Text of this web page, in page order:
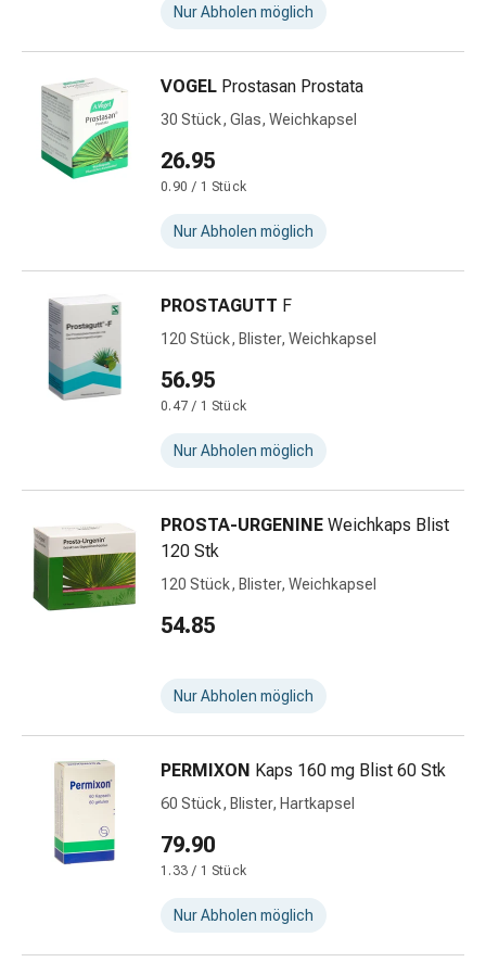
Tupfer
Hören
Ohrenpflege
Zubehör
Augentropfen
Augenverbände
Augenhygiene
Herz,
Kreislauf
&
Blutgefässe
Kompressionsstrümpfe
Kreislauf
Raucherentwöhnung
Venen
Herznerven-
Störung
Gedächtnis-
Haut
Nase
Darm
Nur Abholen möglich
VOGEL Prostasan Prostata
30 Stück, Glas, Weichkapsel
26.95
0.90 / 1 Stück
Nur Abholen möglich
PROSTAGUTT F
120 Stück, Blister, Weichkapsel
56.95
0.47 / 1 Stück
Nur Abholen möglich
PROSTA-URGENINE Weichkaps Blist
120 Stk
120 Stück, Blister, Weichkapsel
54.85
Nur Abholen möglich
PERMIXON Kaps 160 mg Blist 60 Stk
60 Stück, Blister, Hartkapsel
79.90
1.33 / 1 Stück
Nur Abholen möglich